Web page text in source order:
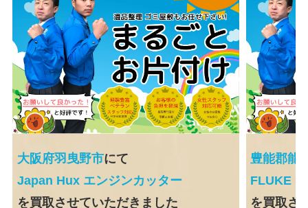
大阪府羽曳野市にて
Japan Hux エンジンカッター
を買取させていただきました
豊能郡能
FLUKE
を買取さ